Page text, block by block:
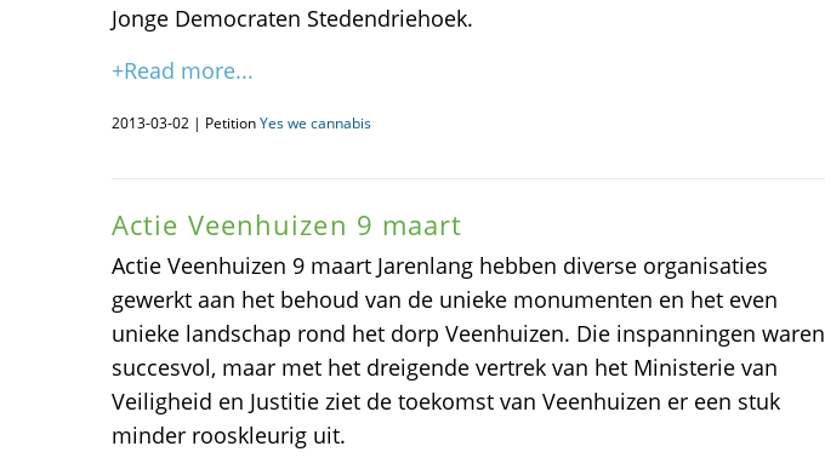
Jonge Democraten Stedendriehoek.
+Read more...
2013-03-02 | PetitionYes we cannabis
Actie Veenhuizen 9 maart
Actie Veenhuizen 9 maart Jarenlang hebben diverse organisaties
gewerkt aan het behoud van de unieke monumenten en het even
unieke landschap rond het dorp Veenhuizen. Die inspanningen waren
succesvol, maar met het dreigende vertrek van het Ministerie van
Veiligheid en Justitie ziet de toekomst van Veenhuizen er een stuk
minder rooskleurig uit.